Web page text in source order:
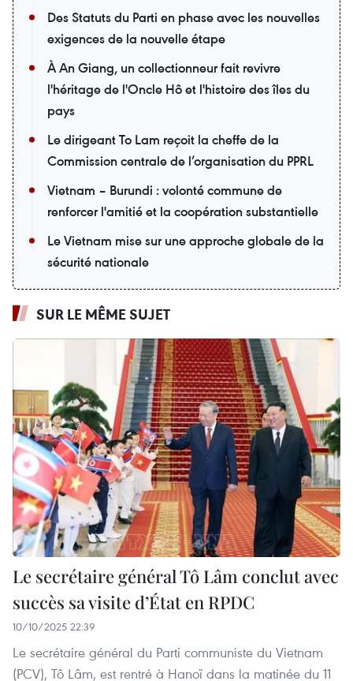
Des Statuts du Parti en phase avec les nouvelles
exigences de la nouvelle étape
À An Giang, un collectionneur fait revivre
l'héritage de l'Oncle Hô et l'histoire des îles du
pays
Le dirigeant To Lam reçoit la cheffe de la
Commission centrale de l’organisation du PPRL
Vietnam – Burundi : volonté commune de
renforcer l'amitié et la coopération substantielle
Le Vietnam mise sur une approche globale de la
sécurité nationale
SUR LE MÊME SUJET
Le secrétaire général Tô Lâm conclut avec
succès sa visite d’État en RPDC
10/10/2025 22:39
Le secrétaire général du Parti communiste du Vietnam
(PCV), Tô Lâm, est rentré à Hanoï dans la matinée du 11